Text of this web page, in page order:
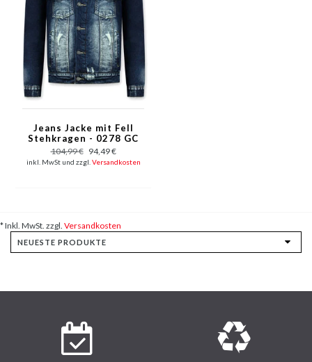
Jeans Jacke mit Fell
Stehkragen - 0278 GC
- Blau
104,99 € 94,49 €
inkl. MwSt und zzgl. Versandkosten
* Inkl. MwSt. zzgl. Versandkosten